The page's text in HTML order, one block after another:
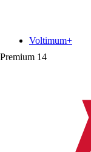
Premium 14
Voltimum+